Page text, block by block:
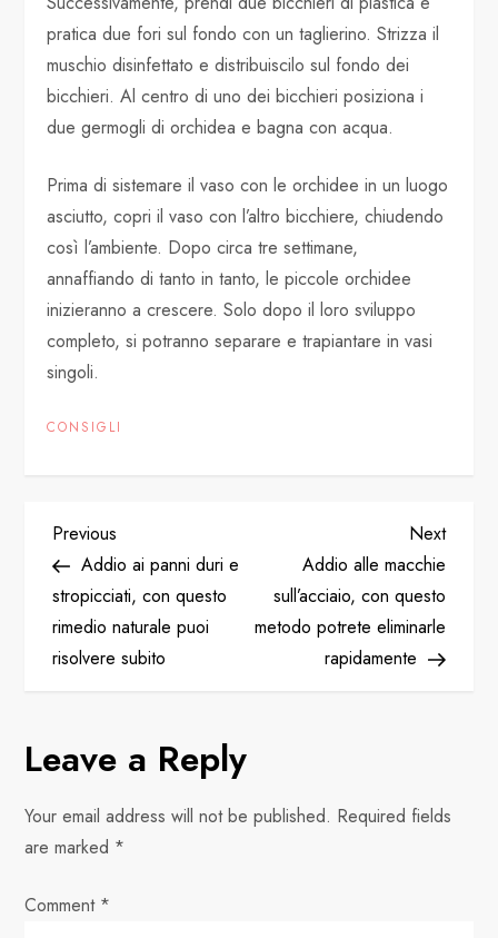
pratica due fori sul fondo con un taglierino. Strizza il
muschio disinfettato e distribuiscilo sul fondo dei
bicchieri. Al centro di uno dei bicchieri posiziona i
due germogli di orchidea e bagna con acqua.
Prima di sistemare il vaso con le orchidee in un luogo
asciutto, copri il vaso con l’altro bicchiere, chiudendo
così l’ambiente. Dopo circa tre settimane,
annaffiando di tanto in tanto, le piccole orchidee
inizieranno a crescere. Solo dopo il loro sviluppo
completo, si potranno separare e trapiantare in vasi
singoli.
CONSIGLI
P
o
s
n
a
v
i
Previous
Post
Previous
Addio ai panni duri e
stropicciati, con questo
rimedio naturale puoi
risolvere subito
Next
Post
Next
Addio alle macchie
sull’acciaio, con questo
metodo potrete eliminarle
rapidamente
Leave a Reply
Your email address will not be published. Required fields
are marked *
Comment *